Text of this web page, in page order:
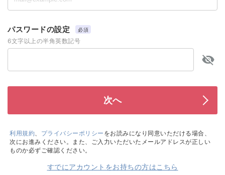
パスワードの設定 必須
6文字以上の半角英数記号
利用規約、 プライバシーポリシー をお読みになり同意いただける場合、
次にお進みください。また、ご入力いただいたメールアドレスが正しい
ものか必ずご確認ください。
すでにアカウントをお持ちの方はこちら